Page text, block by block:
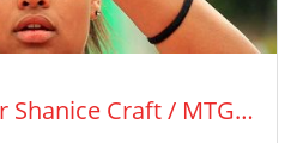
Gold und Silber für Shanice Craft / MTG-Staffel-Jungs deutscher Meister